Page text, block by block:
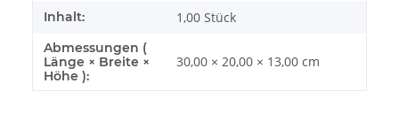
Inhalt: 1,00 Stück
Abmessungen (
Länge × Breite ×
Höhe ):
30,00 × 20,00 × 13,00 cm